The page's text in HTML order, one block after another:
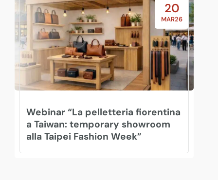
20
MAR26
Webinar “La pelletteria fiorentina
a Taiwan: temporary showroom
alla Taipei Fashion Week”